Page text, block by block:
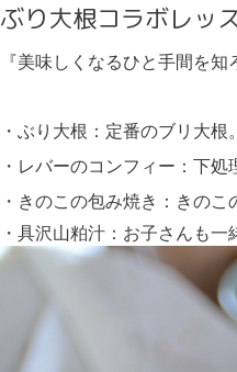
ぶり大根コラボレ
『美味しくなるひと手間を
・ぶり大根：定番のブリ大
・レバーのコンフィー：下
・きのこの包み焼き：きのこ
・具沢山粕汁：お子さんも